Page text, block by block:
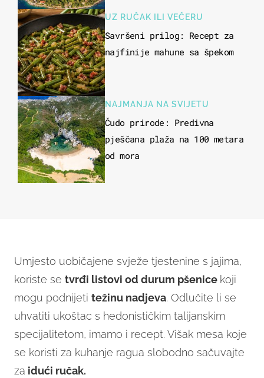
"bijelom zlatu"
UZ RUČAK ILI VEČERU
Savršeni prilog: Recept za
najfinije mahune sa špekom
NAJMANJA NA SVIJETU
Čudo prirode: Predivna
pješčana plaža na 100 metara
od mora
Umjesto uobičajene svježe tjestenine s jajima,
koriste se tvrđi listovi od durum pšenice koji
mogu podnijeti težinu nadjeva. Odlučite li se
uhvatiti ukoštac s hedonističkim talijanskim
specijalitetom, imamo i recept. Višak mesa koje
se koristi za kuhanje ragua slobodno sačuvajte
za idući ručak.